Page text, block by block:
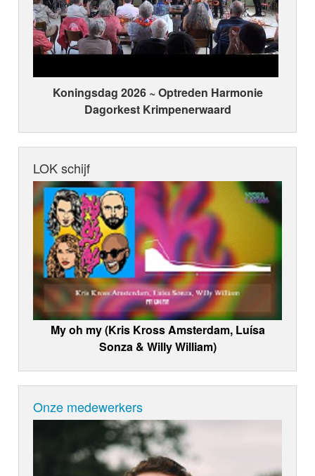
Koningsdag 2026 ~ Optreden Harmonie
Dagorkest Krimpenerwaard
LOK schijf
My oh my (Kris Kross Amsterdam, Luísa
Sonza & Willy William)
Onze medewerkers